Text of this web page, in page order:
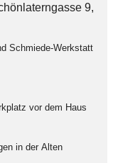
9,
Schmiede-Werkstatt
vor dem Haus
in der Alten